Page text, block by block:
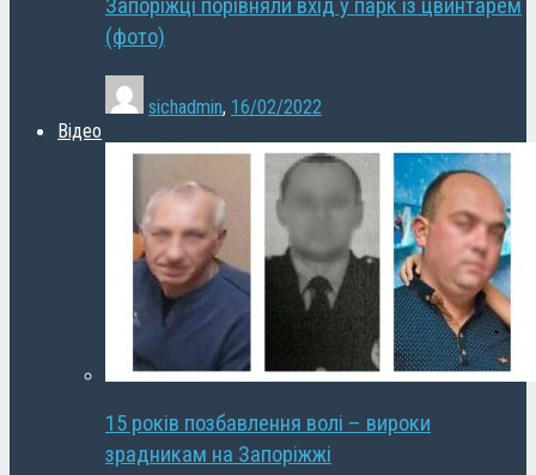
Запоріжці порівняли вхід у парк із цвинтарем
(фото)
sichadmin, 16/02/2022
Відео
15 років позбавлення волі – вироки
зрадникам на Запоріжжі